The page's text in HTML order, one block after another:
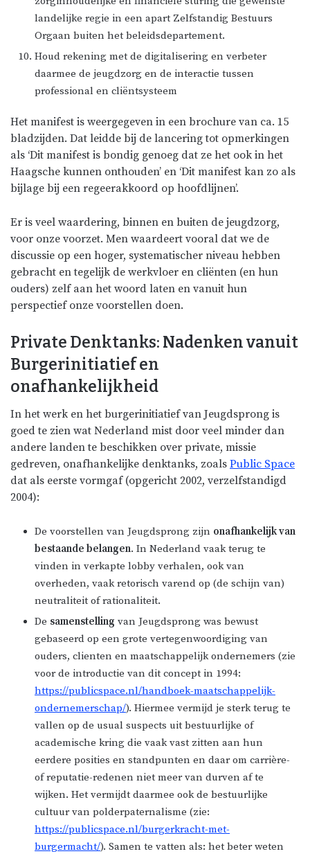
landelijke regie in een apart Zelfstandig Bestuurs
Orgaan buiten het beleidsdepartement.
Houd rekening met de digitalisering en verbeter
daarmee de jeugdzorg en de interactie tussen
professional en cliëntsysteem
Het manifest is weergegeven in een brochure van ca. 15
bladzijden. Dat leidde bij de lancering tot opmerkingen
als ‘Dit manifest is bondig genoeg dat ze het ook in het
Haagsche kunnen onthouden’ en ‘Dit manifest kan zo als
bijlage bij een regeerakkoord op hoofdlijnen’.
Er is veel waardering, binnen en buiten de jeugdzorg,
voor onze voorzet. Men waardeert vooral dat we de
discussie op een hoger, systematischer niveau hebben
gebracht en tegelijk de werkvloer en cliënten (en hun
ouders) zelf aan het woord laten en vanuit hun
perspectief onze voorstellen doen.
Private Denktanks: Nadenken vanuit
Burgerinitiatief en
onafhankelijkheid
In het werk en het burgerinitiatief van Jeugdsprong is
goed te zien wat Nederland mist door veel minder dan
andere landen te beschikken over private, missie
gedreven, onafhankelijke denktanks, zoals Public Space
dat als eerste vormgaf (opgericht 2002, verzelfstandigd
2004):
De voorstellen van Jeugdsprong zijn onafhankelijk van
bestaande belangen. In Nederland vaak terug te
vinden in verkapte lobby verhalen, ook van
overheden, vaak retorisch varend op (de schijn van)
neutraliteit of rationaliteit.
De samenstelling van Jeugdsprong was bewust
gebaseerd op een grote vertegenwoordiging van
ouders, clienten en maatschappelijk ondernemers (zie
voor de introductie van dit concept in 1994:
https://publicspace.nl/handboek-maatschappelijk-
ondernemerschap/). Hiermee vermijd je sterk terug te
vallen op de usual suspects uit bestuurlijke of
academische kring die vaak vast zitten aan hun
eerdere posities en standpunten en daar om carrière-
of reputatie-redenen niet meer van durven af te
wijken. Het vermijdt daarmee ook de bestuurlijke
cultuur van polderpaternalisme (zie:
https://publicspace.nl/burgerkracht-met-
burgermacht/). Samen te vatten als: het beter weten